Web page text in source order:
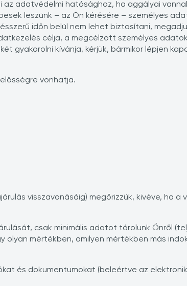
adatvédelmi hatósághoz, ha aggályai
leszünk – az Ön kérésére – személyes
időn belül nem lehet biztosítani,
célja, a megcélzott személyes adatok
gyakorolni kívánja, kérjük, bármikor lépjen
vonhatja.
visszavonásáig) megőrizzük, kivéve, ha a
csak minimális adatot tárolunk Önről
mértékben, amilyen mértékben más
és dokumentumokat (beleértve az